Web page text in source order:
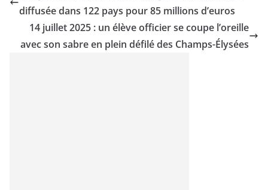
diffusée dans 122 pays pour 85 millions d’euros
14 juillet 2025 : un élève officier se coupe l’oreille
avec son sabre en plein défilé des Champs-Élysées